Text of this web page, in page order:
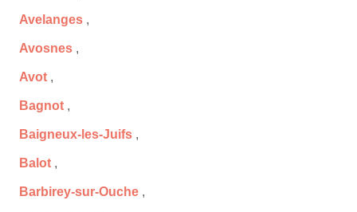
Avelanges ,
Avosnes ,
Avot ,
Bagnot ,
Baigneux-les-Juifs ,
Balot ,
Barbirey-sur-Ouche ,